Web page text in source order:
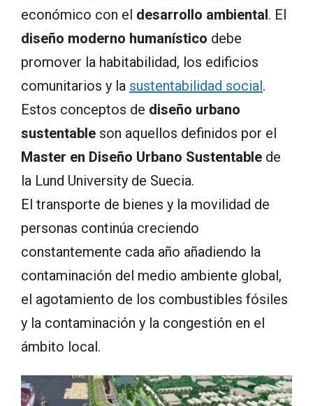
económico con el desarrollo ambiental. El
diseño moderno humanístico debe
promover la habitabilidad, los edificios
comunitarios y la sustentabilidad social.
Estos conceptos de diseño urbano
sustentable son aquellos definidos por el
Master en Diseño Urbano Sustentable de
la Lund University de Suecia.
El transporte de bienes y la movilidad de
personas continúa creciendo
constantemente cada año añadiendo la
contaminación del medio ambiente global,
el agotamiento de los combustibles fósiles
y la contaminación y la congestión en el
ámbito local.